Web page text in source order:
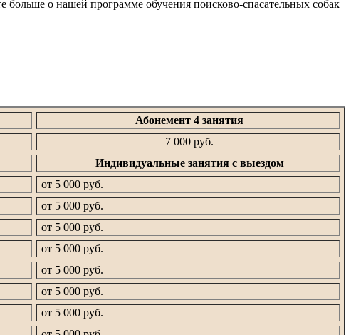
о нашей программе обучения поисково-спасательных собак
Абонемент 4 занятия
7 000 руб.
Индивидуальные занятия с выездом
от 5 000 руб.
от 5 000 руб.
от 5 000 руб.
от 5 000 руб.
от 5 000 руб.
от 5 000 руб.
от 5 000 руб.